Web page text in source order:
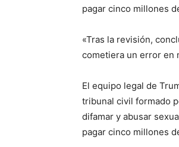
pagar cinco millones
«Tras la revisión,
cometiera un error en
El equipo legal de
tribunal civil formado
difamar y abusar
pagar cinco millones